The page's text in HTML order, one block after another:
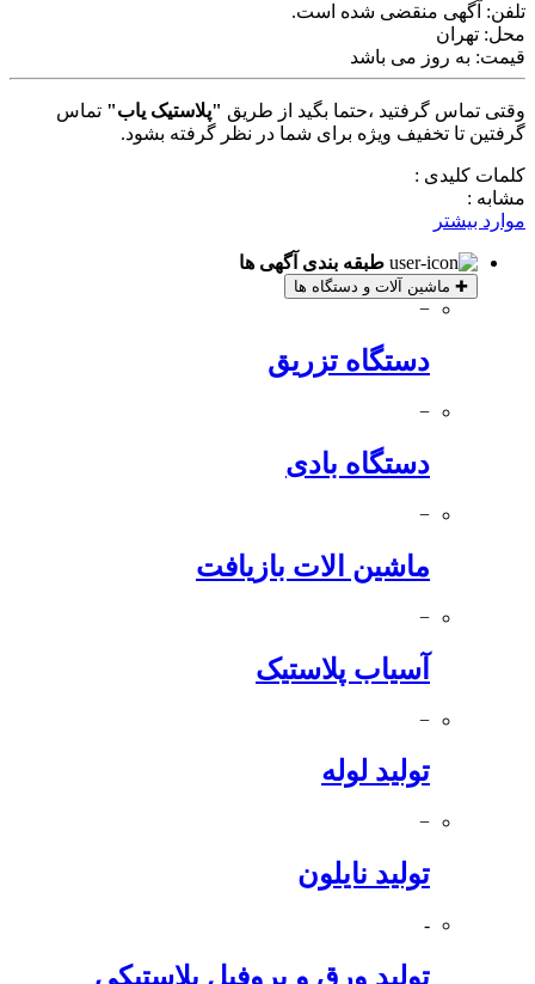
تلفن: آگهی منقضی شده است.
محل: تهران
قیمت: به روز می باشد
وقتی تماس گرفتید ،حتما بگید از طریق "پلاستیک یاب" تماس
گرفتین تا تخفیف ویژه برای شما در نظر گرفته بشود.
کلمات کلیدی :
مشابه :
موارد بیشتر
طبقه بندی آگهی ها
✚ ماشین آلات و دستگاه ها
−
دستگاه تزریق
−
دستگاه بادی
−
ماشین الات بازیافت
−
آسیاب پلاستیک
−
تولید لوله
−
تولید نایلون
-
تولید ورق و پروفیل پلاستیکی